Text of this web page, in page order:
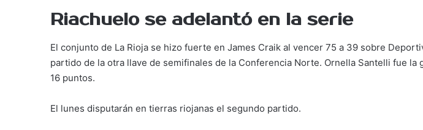
Riachuelo se adelantó en la serie
El conjunto de La Rioja se hizo fuerte en James Craik al vencer 75 a 39 sobre
partido de la otra llave de semifinales de la Conferencia Norte. Ornella Santelli fue la
16 puntos.
El lunes disputarán en tierras riojanas el segundo partido.